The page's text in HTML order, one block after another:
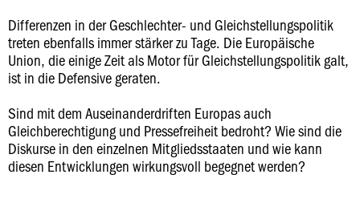
Differenzen in der Geschlechter- und Gleichstellungspolitik
treten ebenfalls immer stärker zu Tage. Die Europäische
Union, die einige Zeit als Motor für Gleichstellungspolitik galt,
ist in die Defensive geraten.
Sind mit dem Auseinanderdriften Europas auch
Gleichberechtigung und Pressefreiheit bedroht? Wie sind die
Diskurse in den einzelnen Mitgliedsstaaten und wie kann
diesen Entwicklungen wirkungsvoll begegnet werden?